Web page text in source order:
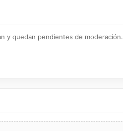
y quedan pendientes de moderación.